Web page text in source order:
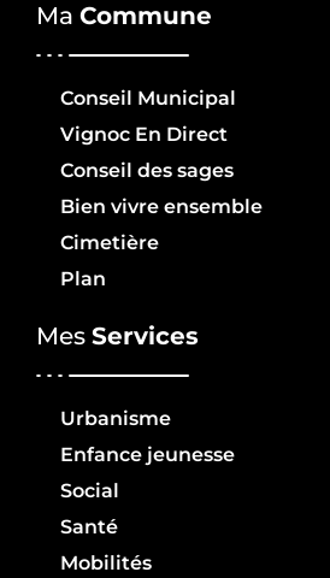
Ma Commune
Conseil Municipal
Vignoc En Direct
Conseil des sages
Bien vivre ensemble
Cimetière
Plan
Mes Services
Urbanisme
Enfance jeunesse
Social
Santé
Mobilités